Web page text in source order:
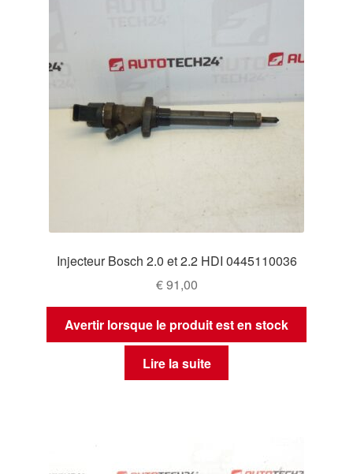
Injecteur Bosch 2.0 et 2.2 HDI 0445110036
€91,00
Avertir lorsque le produit est en stock
Lire la suite